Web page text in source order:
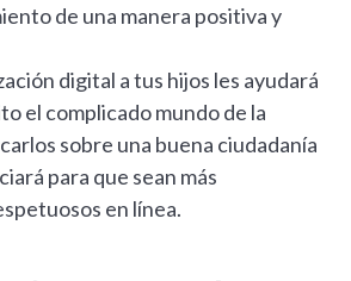
de una manera positiva y
digital a tus hijos les ayudará
el complicado mundo de la
sobre una buena ciudadanía
para que sean más
en línea.